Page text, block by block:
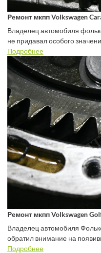
Ремонт мкпп Volkswagen
Владелец автомобиля
не придавал особого
Подробнее
Ремонт мкпп Volkswagen
Владелец автомобиля
обратил внимание на
Подробнее